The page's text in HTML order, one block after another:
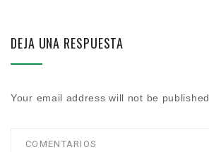
DEJA UNA RESPUESTA
Your email address will not be published.